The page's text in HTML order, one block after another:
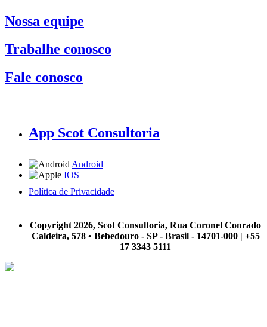
Nossa equipe
Trabalhe conosco
Fale conosco
App Scot Consultoria
Android
IOS
Política de Privacidade
Copyright 2026, Scot Consultoria, Rua Coronel Conrado
Caldeira, 578 • Bebedouro - SP - Brasil - 14701-000 | +55
17 3343 5111